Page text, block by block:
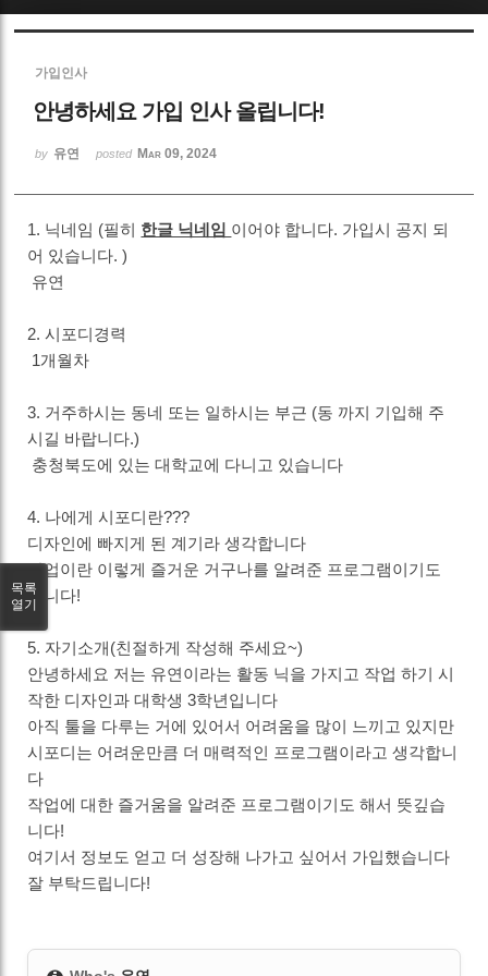
가입인사
안녕하세요 가입 인사 올립니다!
by 유연 posted Mar 09, 2024
1. 닉네임 (필히 한글 닉네임 이어야 합니다. 가입시 공지 되
어 있습니다. )
유연
2. 시포디경력
1개월차
3. 거주하시는 동네 또는 일하시는 부근 (동 까지 기입해 주
시길 바랍니다.)
충청북도에 있는 대학교에 다니고 있습니다
4. 나에게 시포디란???
디자인에 빠지게 된 계기라 생각합니다
작업이란 이렇게 즐거운 거구나를 알려준 프로그램이기도
합니다!
5. 자기소개(친절하게 작성해 주세요~)
안녕하세요 저는 유연이라는 활동 닉을 가지고 작업 하기 시
작한 디자인과 대학생 3학년입니다
아직 툴을 다루는 거에 있어서 어려움을 많이 느끼고 있지만
시포디는 어려운만큼 더 매력적인 프로그램이라고 생각합니
다
작업에 대한 즐거움을 알려준 프로그램이기도 해서 뜻깊습
니다!
여기서 정보도 얻고 더 성장해 나가고 싶어서 가입했습니다
잘 부탁드립니다!
목록
열기
Sketchbook5, 스케치북5
Sketchbook5, 스케치북5